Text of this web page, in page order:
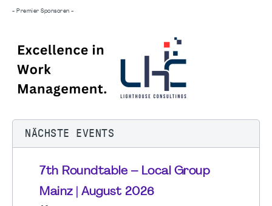
- Premier Sponsoren -
NÄCHSTE EVENTS
7th Roundtable – Local Group
Mainz | August 2026